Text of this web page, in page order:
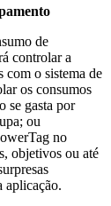
de
controlar a
com o sistema de
os consumos
se gasta por
ou
no
objetivos ou até
aplicação.